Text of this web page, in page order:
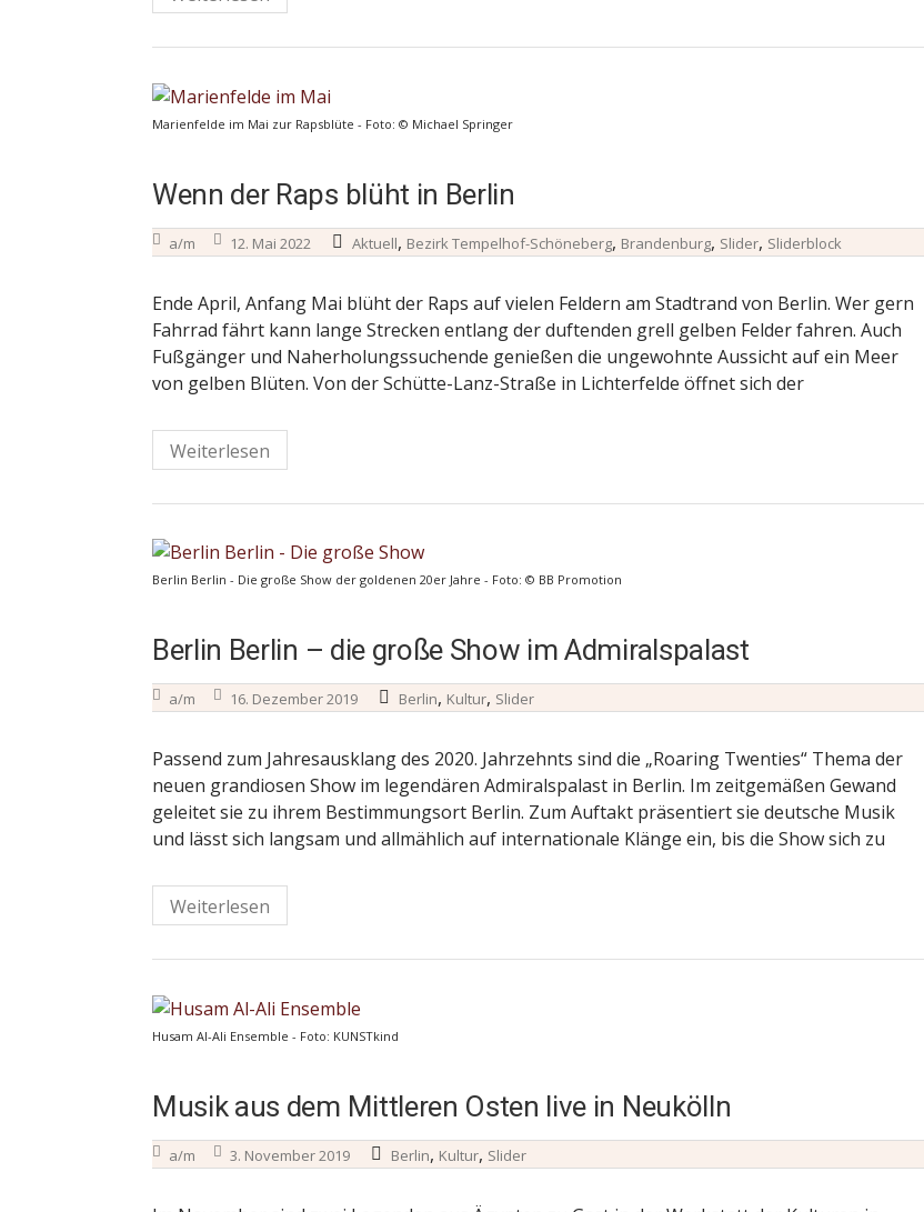
Marienfelde im Mai zur Rapsblüte - Foto: © Michael Springer
Wenn der Raps blüht in Berlin
a/m 12. Mai 2022 Aktuell, Bezirk Tempelhof-Schöneberg, Brandenburg, Slider, Sliderblock
Ende April, Anfang Mai blüht der Raps auf vielen Feldern am Stadtrand von Berlin. Wer gern
Fahrrad fährt kann lange Strecken entlang der duftenden grell gelben Felder fahren. Auch
Fußgänger und Naherholungssuchende genießen die ungewohnte Aussicht auf ein Meer
von gelben Blüten. Von der Schütte-Lanz-Straße in Lichterfelde öffnet sich der
Weiterlesen
Berlin Berlin - Die große Show der goldenen 20er Jahre - Foto: © BB Promotion
Berlin Berlin – die große Show im Admiralspalast
a/m 16. Dezember 2019 Berlin, Kultur, Slider
Passend zum Jahresausklang des 2020. Jahrzehnts sind die „Roaring Twenties“ Thema der
neuen grandiosen Show im legendären Admiralspalast in Berlin. Im zeitgemäßen Gewand
geleitet sie zu ihrem Bestimmungsort Berlin. Zum Auftakt präsentiert sie deutsche Musik
und lässt sich langsam und allmählich auf internationale Klänge ein, bis die Show sich zu
Weiterlesen
Husam Al-Ali Ensemble - Foto: KUNSTkind
Musik aus dem Mittleren Osten live in Neukölln
a/m 3. November 2019 Berlin, Kultur, Slider